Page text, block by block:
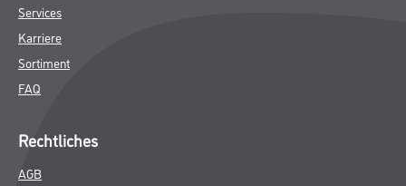
Services
Karriere
Sortiment
FAQ
Rechtliches
AGB